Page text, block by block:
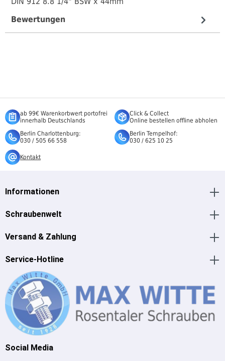
Bewertungen
ab 99€ Warenkorbwert portofrei
innerhalb Deutschlands
Click & Collect
Online bestellen offline abholen
Berlin Charlottenburg:
030 / 505 66 558
Berlin Tempelhof:
030 / 625 10 25
Kontakt
Informationen
Schraubenwelt
Versand & Zahlung
Service-Hotline
Social Media